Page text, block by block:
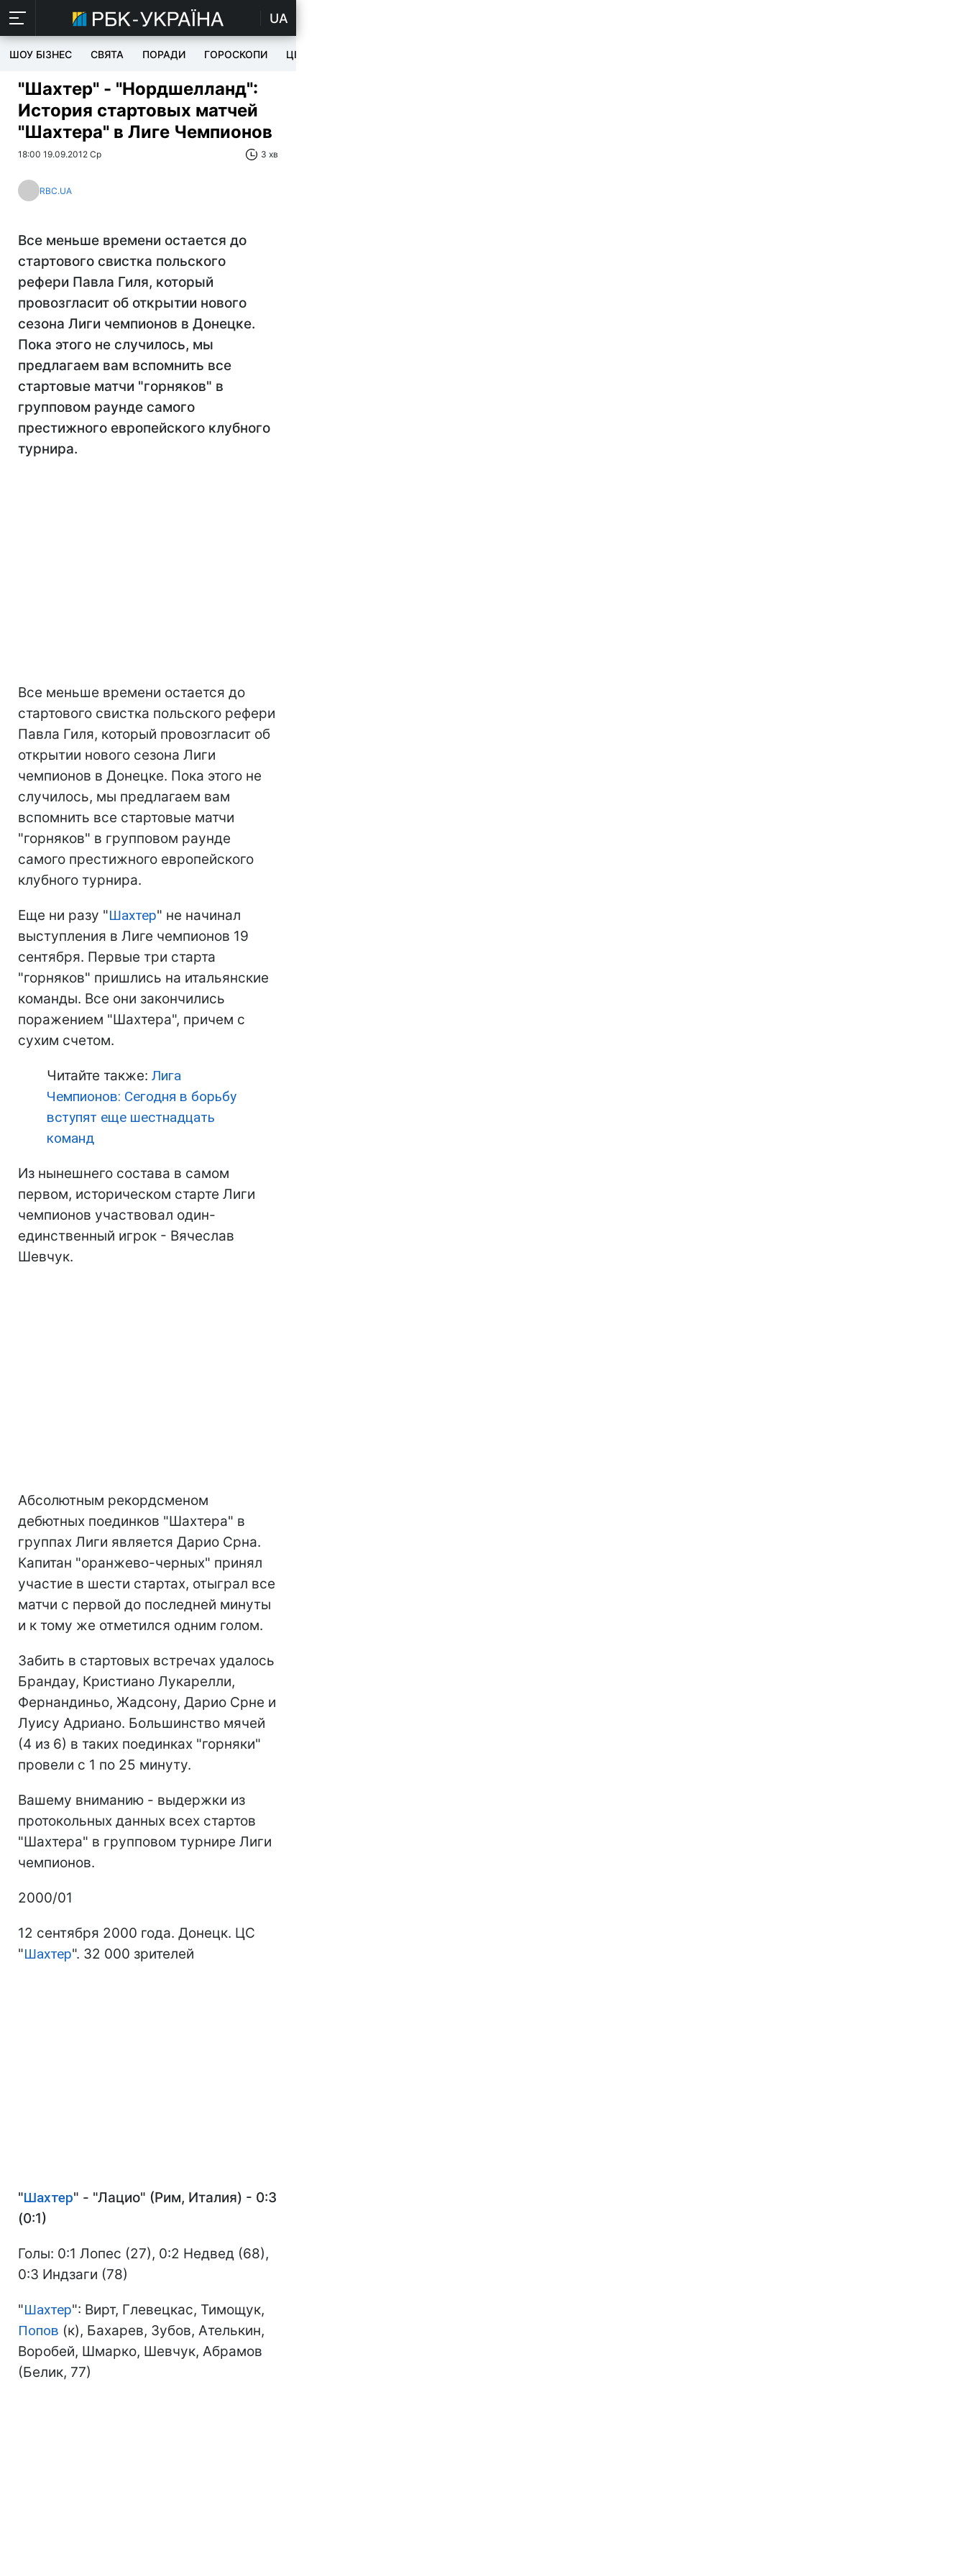
UA
ШОУ БІЗНЕС СВЯТА ПОРАДИ ГОРОСКОПИ ЦІКАВЕ
"Шахтер" - "Нордшелланд":
История стартовых матчей
"Шахтера" в Лиге Чемпионов
18:00 19.09.2012 Ср 3 хв
RBC.UA
Все меньше времени остается до
стартового свистка польского
рефери Павла Гиля, который
провозгласит об открытии нового
сезона Лиги чемпионов в Донецке.
Пока этого не случилось, мы
предлагаем вам вспомнить все
стартовые матчи "горняков" в
групповом раунде самого
престижного европейского клубного
турнира.
Все меньше времени остается до
стартового свистка польского рефери
Павла Гиля, который провозгласит об
открытии нового сезона Лиги
чемпионов в Донецке. Пока этого не
случилось, мы предлагаем вам
вспомнить все стартовые матчи
"горняков" в групповом раунде
самого престижного европейского
клубного турнира.
Еще ни разу "Шахтер" не начинал
выступления в Лиге чемпионов 19
сентября. Первые три старта
"горняков" пришлись на итальянские
команды. Все они закончились
поражением "Шахтера", причем с
сухим счетом.
Читайте также: Лига
Чемпионов: Cегодня в борьбу
вступят еще шестнадцать
команд
Из нынешнего состава в самом
первом, историческом старте Лиги
чемпионов участвовал один-
единственный игрок - Вячеслав
Шевчук.
Абсолютным рекордсменом
дебютных поединков "Шахтера" в
группах Лиги является Дарио Срна.
Капитан "оранжево-черных" принял
участие в шести стартах, отыграл все
матчи с первой до последней минуты
и к тому же отметился одним голом.
Забить в стартовых встречах удалось
Брандау, Кристиано Лукарелли,
Фернандиньо, Жадсону, Дарио Срне и
Луису Адриано. Большинство мячей
(4 из 6) в таких поединках "горняки"
провели с 1 по 25 минуту.
Вашему вниманию - выдержки из
протокольных данных всех стартов
"Шахтера" в групповом турнире Лиги
чемпионов.
2000/01
12 сентября 2000 года. Донецк. ЦС
"Шахтер". 32 000 зрителей
"Шахтер" - "Лацио" (Рим, Италия) - 0:3
(0:1)
Голы: 0:1 Лопес (27), 0:2 Недвед (68),
0:3 Индзаги (78)
"Шахтер": Вирт, Глевецкас, Тимощук,
Попов (к), Бахарев, Зубов, Ателькин,
Воробей, Шмарко, Шевчук, Абрамов
(Белик, 77)